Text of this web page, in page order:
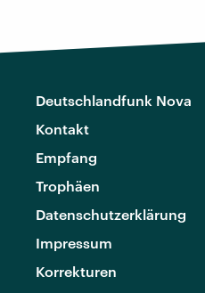
Deutschlandfunk Nova
Kontakt
Empfang
Trophäen
Datenschutzerklärung
Impressum
Korrekturen